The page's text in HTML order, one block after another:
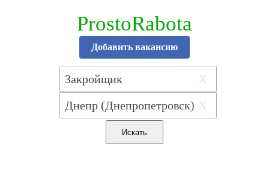
ProstoRabota
Добавить вакансию
X
X